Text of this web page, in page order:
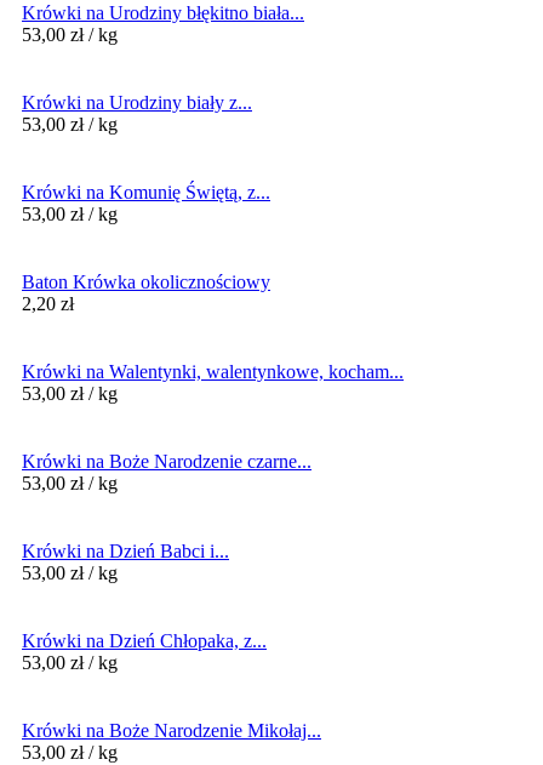
Krówki na Urodziny błękitno biała...
53,00 zł / kg
Krówki na Urodziny biały z...
53,00 zł / kg
Krówki na Komunię Świętą, z...
53,00 zł / kg
Baton Krówka okolicznościowy
2,20 zł
Krówki na Walentynki, walentynkowe, kocham...
53,00 zł / kg
Krówki na Boże Narodzenie czarne...
53,00 zł / kg
Krówki na Dzień Babci i...
53,00 zł / kg
Krówki na Dzień Chłopaka, z...
53,00 zł / kg
Krówki na Boże Narodzenie Mikołaj...
53,00 zł / kg